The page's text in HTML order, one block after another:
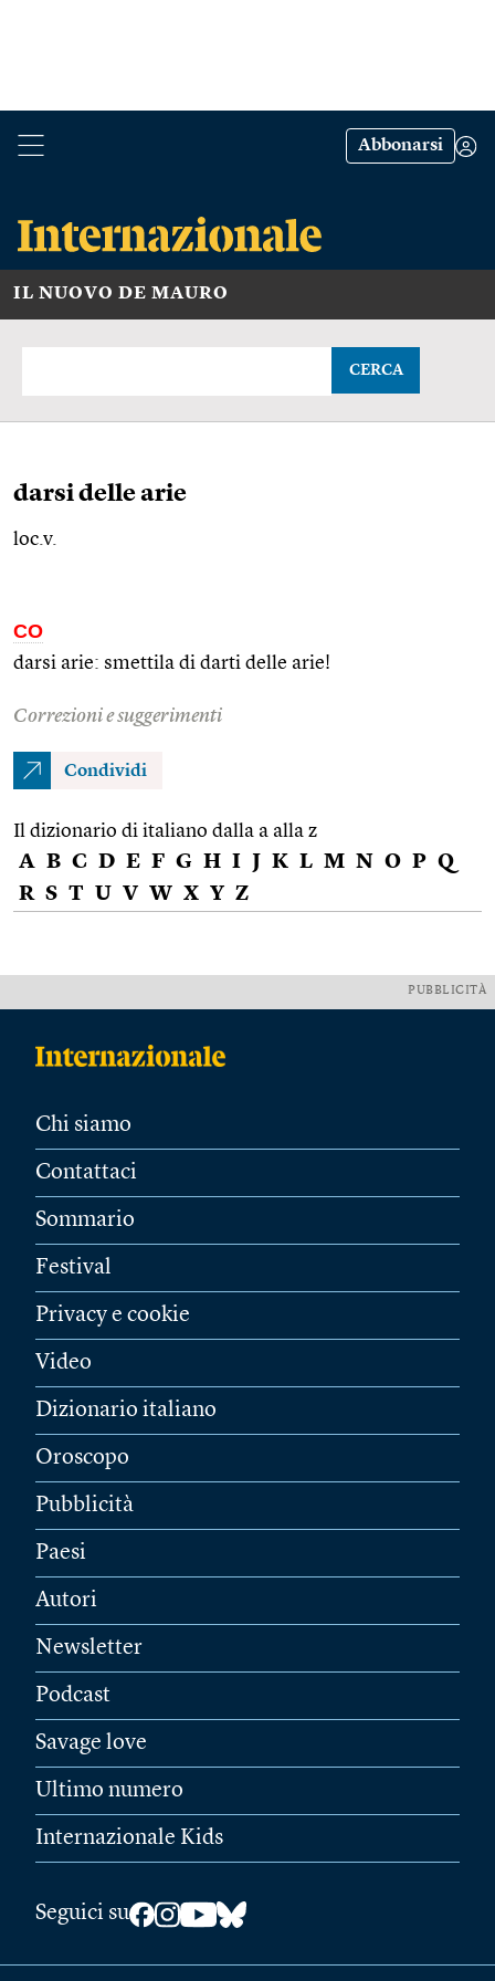
Abbonarsi
IL NUOVO DE MAURO
CERCA
darsi delle arie
loc.v.
CO
darsi arie: smettila di darti delle arie!
Correzioni e suggerimenti
Condividi
Il dizionario di italiano dalla a alla z
A B C D E F G H I J K L M N O P Q
R S T U V W X Y Z
PUBBLICITÀ
Chi siamo
Contattaci
Sommario
Festival
Privacy e cookie
Video
Dizionario italiano
Oroscopo
Pubblicità
Paesi
Autori
Newsletter
Podcast
Savage love
Ultimo numero
Internazionale Kids
Seguici su